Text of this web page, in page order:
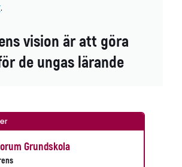
.
vision är att göra
de ungas lärande
Grundskola